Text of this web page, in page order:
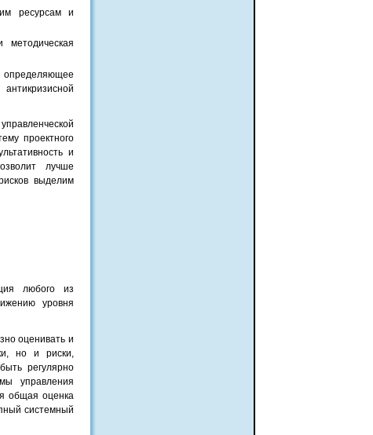
ресурсам и
методическая
проектного
и
лучше
выделим
любого из
уровня
оценивать и
но и риски,
регулярно
управления
общая оценка
системный